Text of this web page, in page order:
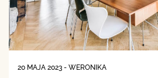
20 MAJA 2023 - WERONIKA